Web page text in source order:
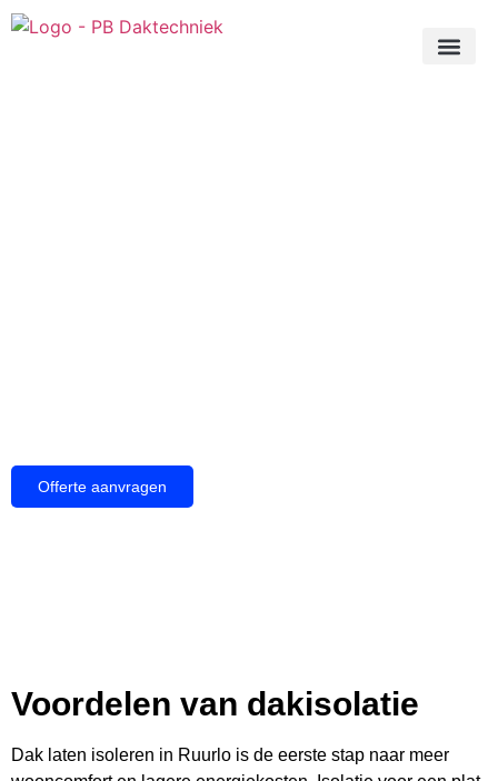
Offerte aanvragen
Voordelen van dakisolatie
Dak laten isoleren in Ruurlo is de eerste stap naar meer